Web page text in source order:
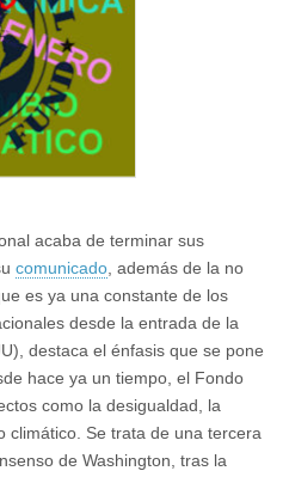
acaba de terminar sus
comunicado , además de la no
es ya una constante de los
desde la entrada de la
destaca el énfasis que se pone
hace ya un tiempo, el Fondo
como la desigualdad, la
climático. Se trata de una tercera
de Washington, tras la